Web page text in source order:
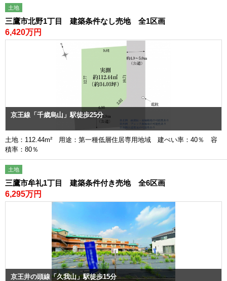
土地
三鷹市北野1丁目 建築条件なし売地 全1区画
6,420万円
京王線「千歳烏山」駅徒歩25分
土地：112.44m² 用途：第一種低層住居専用地域 建ぺい率：40％ 容
積率：80％
土地
三鷹市牟礼1丁目 建築条件付き売地 全6区画
6,295万円
京王井の頭線「久我山」駅徒歩15分